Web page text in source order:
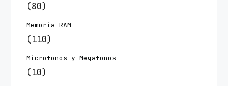
(80)
Memoria RAM
(110)
Microfonos y Megafonos
(10)